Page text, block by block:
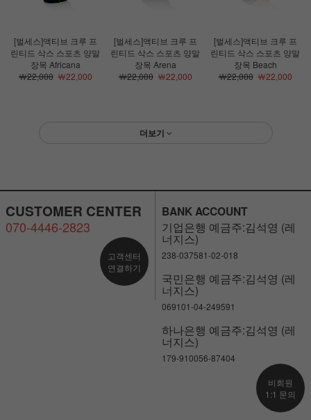
[벌세스]액티브 크루 프
린티드 삭스 스포츠 양말
장목 Africana
￦22,000￦22,000
[벌세스]액티브 크루 프
린티드 삭스 스포츠 양말
장목 Arena
￦22,000￦22,000
[벌세스]액티브 크루 프
린티드 삭스 스포츠 양말
장목 Beach
￦22,000￦22,000
더보기
CUSTOMER CENTER
070-4446-2823
고객센터
연결하기
BANK ACCOUNT
기업은행 예금주:김석영 (레
너지스)
238-037581-02-018
국민은행 예금주:김석영 (레
너지스)
069101-04-249591
하나은행 예금주:김석영 (레
너지스)
179-910056-87404
비회원
1:1 문의